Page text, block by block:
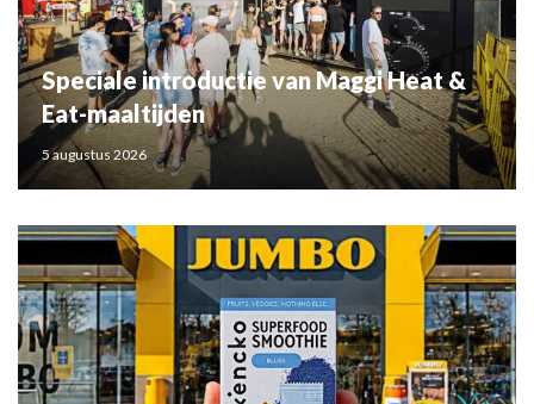
Speciale introductie van Maggi Heat &
Eat-maaltijden
5 augustus 2026